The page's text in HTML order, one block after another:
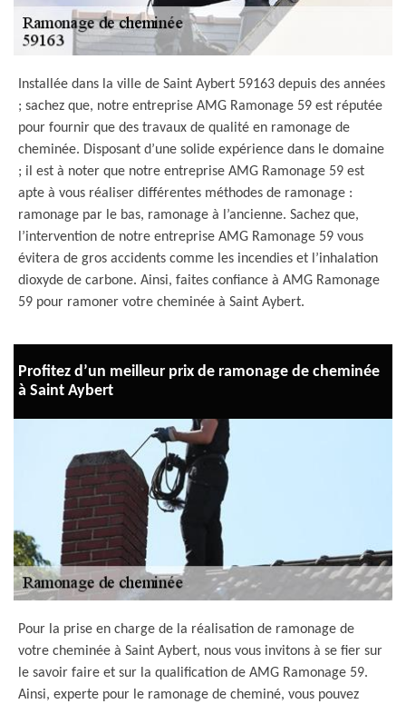
Installée dans la ville de Saint Aybert 59163 depuis des années
; sachez que, notre entreprise AMG Ramonage 59 est réputée
pour fournir que des travaux de qualité en ramonage de
cheminée. Disposant d’une solide expérience dans le domaine
; il est à noter que notre entreprise AMG Ramonage 59 est
apte à vous réaliser différentes méthodes de ramonage :
ramonage par le bas, ramonage à l’ancienne. Sachez que,
l’intervention de notre entreprise AMG Ramonage 59 vous
évitera de gros accidents comme les incendies et l’inhalation
dioxyde de carbone. Ainsi, faites confiance à AMG Ramonage
59 pour ramoner votre cheminée à Saint Aybert.
Profitez d’un meilleur prix de ramonage de cheminée
à Saint Aybert
Pour la prise en charge de la réalisation de ramonage de
votre cheminée à Saint Aybert, nous vous invitons à se fier sur
le savoir faire et sur la qualification de AMG Ramonage 59.
Ainsi, experte pour le ramonage de cheminé, vous pouvez